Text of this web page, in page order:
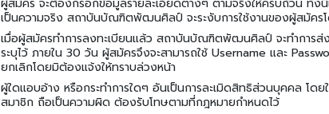
ผู้สมัคร จะต้องกรอกข้อมูลรายละเอียดต่างๆ ตามจริงให้ครบถ้วน ทั้
เป็นความจริง สถาบันบัณฑิตพัฒนศิลป์ จะระงับการใช้งานของผู้สมัคร
เมื่อผู้สมัครทําการลงทะเบียนแล้ว สถาบันบัณฑิตพัฒนศิลป์ จะทํากา
ระบุไว้ ภายใน 30 วัน ผู้สมัครจึงจะสามารถใช้ Username และ
ยกเลิกโดยมิต้องแจ้งให้ทราบล่วงหน้า
ผู้ใดแอบอ้าง หรือกระทําการใดๆ อันเป็นการละเมิดสิทธิส่วนบุคคล โด
สมาชิก ถือเป็นความผิด ต้องรับโทษตามที่กฎหมายกําหนดไว้